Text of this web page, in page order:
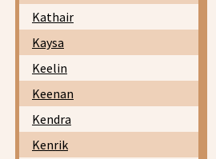
Kathair
Kaysa
Keelin
Keenan
Kendra
Kenrik